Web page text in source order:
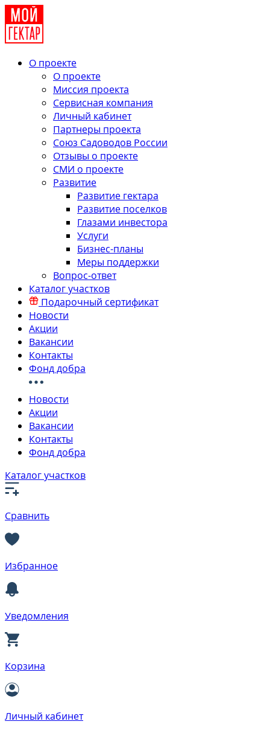
О проекте
О проекте
Миссия проекта
Сервисная компания
Личный кабинет
Партнеры проекта
Союз Садоводов России
Отзывы о проекте
СМИ о проекте
Развитие
Развитие гектара
Развитие поселков
Глазами инвестора
Услуги
Бизнес-планы
Меры поддержки
Вопрос-ответ
Каталог участков
Подарочный сертификат
Новости
Акции
Вакансии
Контакты
Фонд добра
Новости
Акции
Вакансии
Контакты
Фонд добра
Каталог участков
Сравнить
Избранное
Уведомления
Корзина
Личный кабинет